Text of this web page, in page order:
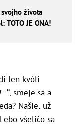
života
TOTO JE ONA!
len kvôli
, smeje sa a
Našiel už
všeličo sa